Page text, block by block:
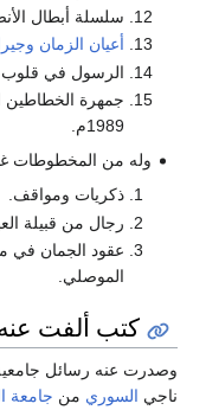
سلسلة أبطال
أعيان الزمان
الرسول في قلوب
جمهرة الخطاطين
1989م.
وله من المخطوطات
ذكريات ومواقف.
رجال من قبيلة
عقود الجمان في
الموصلي.
كتب ألفت
وصدرت عنه رسائل
ناجي السوري من جامعة